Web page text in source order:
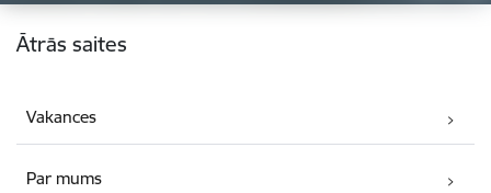
Kājene
Ātrās saites
Vakances
Par mums